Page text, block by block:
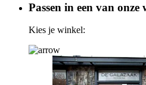
Passen in een van onze
Kies je winkel: